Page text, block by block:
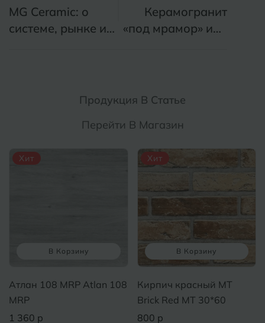
MG Ceramic: о
системе, рынке и
Керамогранит
«под мрамор» или
Продукция В Статье
Перейти В Магазин
Хит
В Корзину
Атлан 108 MRP Atlan 108
MRP
1 360 р
Хит
В Корзину
Кирпич красный MT
Brick Red MT 30*60
800 р